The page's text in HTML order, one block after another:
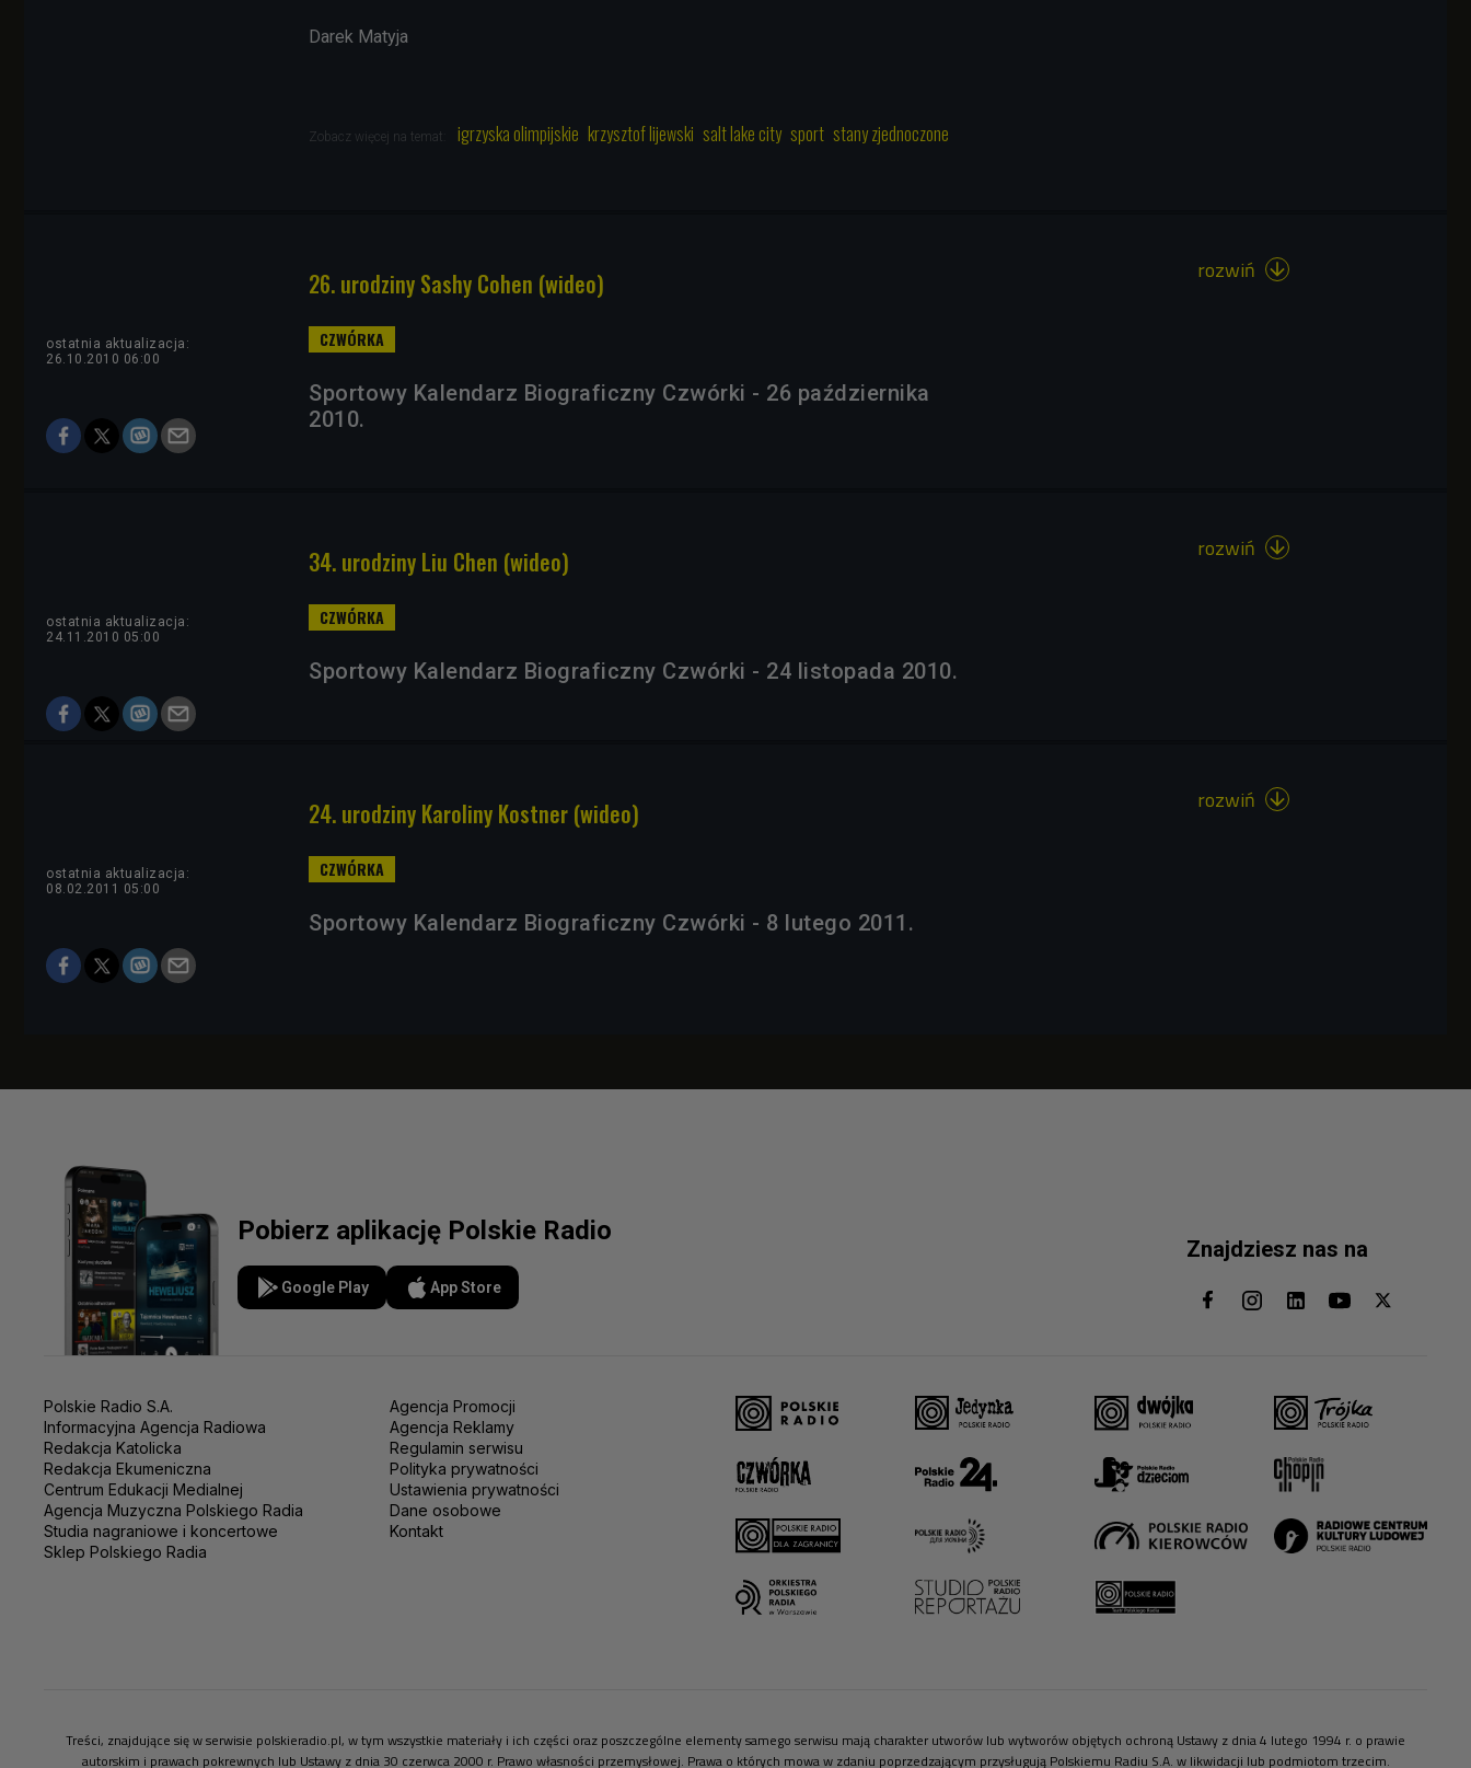
Darek Matyja
Zobacz więcej na temat: igrzyska olimpijskie krzysztof lijewski salt lake city sport stany zjednoczone
26. urodziny Sashy Cohen (wideo)
ostatnia aktualizacja:
26.10.2010 06:00
Sportowy Kalendarz Biograficzny Czwórki - 26 października
2010.
rozwiń 
34. urodziny Liu Chen (wideo)
ostatnia aktualizacja:
24.11.2010 05:00
Sportowy Kalendarz Biograficzny Czwórki - 24 listopada 2010.
rozwiń 
24. urodziny Karoliny Kostner (wideo)
ostatnia aktualizacja:
08.02.2011 05:00
Sportowy Kalendarz Biograficzny Czwórki - 8 lutego 2011.
rozwiń 
Pobierz aplikację Polskie Radio
Google Play App Store
Znajdziesz nas na
Polskie Radio S.A.
Informacyjna Agencja Radiowa
Redakcja Katolicka
Redakcja Ekumeniczna
Centrum Edukacji Medialnej
Agencja Muzyczna Polskiego Radia
Studia nagraniowe i koncertowe
Sklep Polskiego Radia
Agencja Promocji
Agencja Reklamy
Regulamin serwisu
Polityka prywatności
Ustawienia prywatności
Dane osobowe
Kontakt
Treści, znajdujące się w serwisie polskieradio.pl, w tym wszystkie materiały i ich części oraz poszczególne elementy samego serwisu mają charakter utworów lub wytworów objętych ochroną Ustawy z dnia 4 lutego 1994 r. o prawie
autorskim i prawach pokrewnych lub Ustawy z dnia 30 czerwca 2000 r. Prawo własności przemysłowej. Prawa o których mowa w zdaniu poprzedzającym przysługują Polskiemu Radiu S.A. w likwidacji lub podmiotom trzecim.